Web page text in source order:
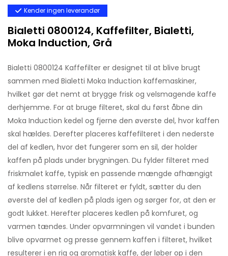
Kender ingen leverandør
Bialetti 0800124, Kaffefilter, Bialetti,
Moka Induction, Grå
Bialetti 0800124 Kaffefilter er designet til at blive brugt
sammen med Bialetti Moka Induction kaffemaskiner,
hvilket gør det nemt at brygge frisk og velsmagende kaffe
derhjemme. For at bruge filteret, skal du først åbne din
Moka Induction kedel og fjerne den øverste del, hvor kaffen
skal hældes. Derefter placeres kaffefilteret i den nederste
del af kedlen, hvor det fungerer som en sil, der holder
kaffen på plads under brygningen. Du fylder filteret med
friskmalet kaffe, typisk en passende mængde afhængigt
af kedlens størrelse. Når filteret er fyldt, sætter du den
øverste del af kedlen på plads igen og sørger for, at den er
godt lukket. Herefter placeres kedlen på komfuret, og
varmen tændes. Under opvarmningen vil vandet i bunden
blive opvarmet og presse gennem kaffen i filteret, hvilket
resulterer i en rig og aromatisk kaffe, der løber op i den